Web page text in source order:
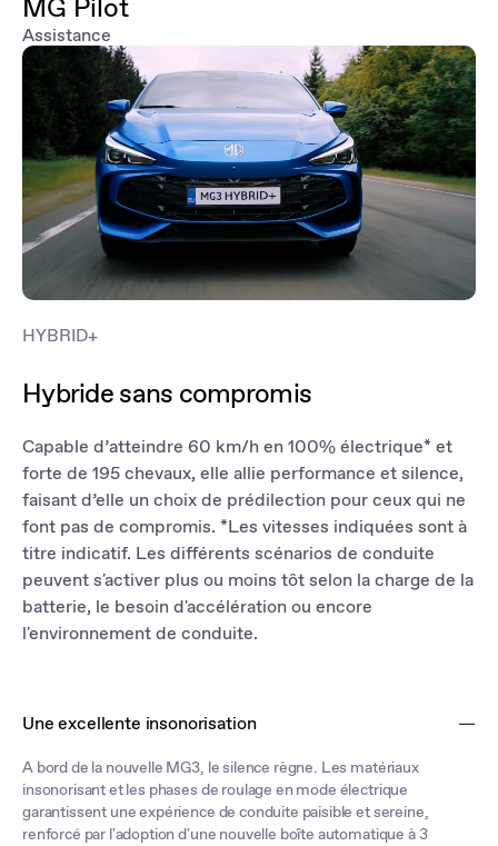
Assistance
HYBRID+
Hybride sans compromis
Capable d’atteindre 60 km/h en 100% électrique* et
forte de 195 chevaux, elle allie performance et silence,
faisant d’elle un choix de prédilection pour ceux qui ne
font pas de compromis. *Les vitesses indiquées sont à
titre indicatif. Les différents scénarios de conduite
peuvent s'activer plus ou moins tôt selon la charge de la
batterie, le besoin d'accélération ou encore
l'environnement de conduite.
Une excellente insonorisation
A bord de la nouvelle MG3, le silence règne. Les matériaux
insonorisant et les phases de roulage en mode électrique
garantissent une expérience de conduite paisible et sereine,
renforcé par l'adoption d'une nouvelle boîte automatique à 3